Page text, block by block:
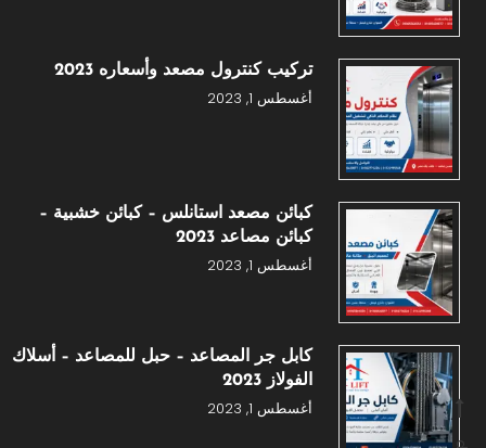
تركيب كنترول مصعد وأسعاره 2023
أغسطس 1, 2023
كبائن مصعد استانلس – كبائن خشبية –
كبائن مصاعد 2023
أغسطس 1, 2023
كابل جر المصاعد – حبل للمصاعد – أسلاك
الفولاز 2023
أغسطس 1, 2023